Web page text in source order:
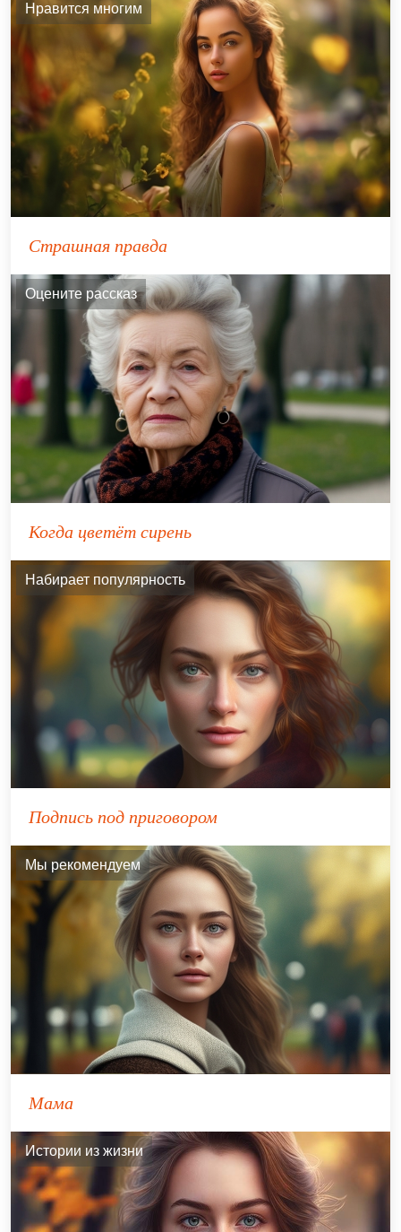
Нравится многим
Страшная правда
Оцените рассказ
Когда цветёт сирень
Набирает популярность
Подпись под приговором
Мы рекомендуем
Мама
Истории из жизни